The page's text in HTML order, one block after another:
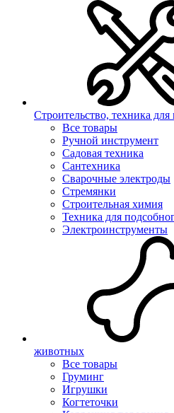
Строительство, техника для
Все товары
Ручной инструмент
Садовая техника
Сантехника
Сварочные электроды
Стремянки
Строительная химия
Техника для
Электроинструменты
животных
Все товары
Груминг
Игрушки
Когтеточки